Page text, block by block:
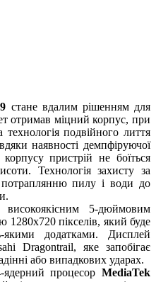
стане вдалим рішенням для
отримав міцний корпус, при
технологія подвійного лиття
наявності демпфіруючої
пристрій не боїться
Технологія захисту за
потраплянню пилу і води до
високоякісним 5-дюймовим
1280x720 пікселів, який буде
додатками. Дисплей
Dragontrail, яке запобігає
або випадкових ударах.
процесор MediaTek